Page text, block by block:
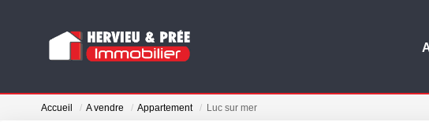
Accueil A vendre Appartement Luc sur mer